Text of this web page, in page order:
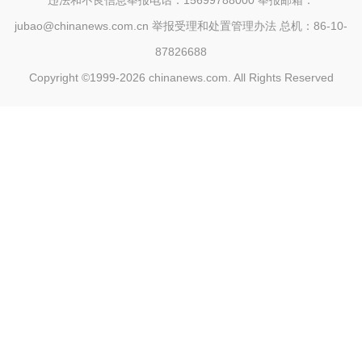
jubao@chinanews.com.cn 举报受理和处置管理办法 总机：86-10-
87826688
Copyright ©1999-2026 chinanews.com. All Rights Reserved